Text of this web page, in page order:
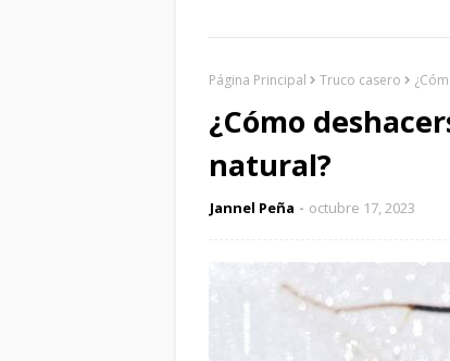
Página Principal Truco casero
¿Cómo
natural?
Jannel Peña octubre 17, 2023